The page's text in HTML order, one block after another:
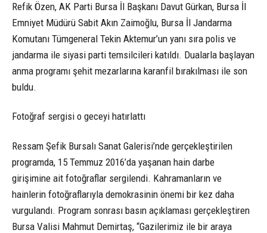
Refik Özen, AK Parti Bursa İl Başkanı Davut Gürkan, Bursa İl
Emniyet Müdürü Sabit Akın Zaimoğlu, Bursa İl Jandarma
Komutanı Tümgeneral Tekin Aktemur’un yanı sıra polis ve
jandarma ile siyasi parti temsilcileri katıldı. Dualarla başlayan
anma programı şehit mezarlarına karanfil bırakılması ile son
buldu.
Fotoğraf sergisi o geceyi hatırlattı
Ressam Şefik Bursalı Sanat Galerisi’nde gerçekleştirilen
programda, 15 Temmuz 2016’da yaşanan hain darbe
girişimine ait fotoğraflar sergilendi. Kahramanların ve
hainlerin fotoğraflarıyla demokrasinin önemi bir kez daha
vurgulandı. Program sonrası basın açıklaması gerçekleştiren
Bursa Valisi Mahmut Demirtaş, “Gazilerimiz ile bir araya